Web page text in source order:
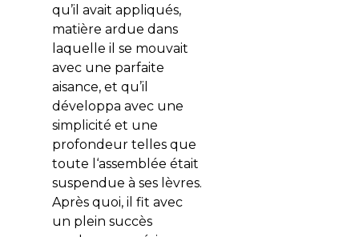
qu’il avait appliqués,
matière ardue dans
laquelle il se mouvait
avec une parfaite
aisance, et qu’il
développa avec une
simplicité et une
profondeur telles que
toute l‘assemblée était
suspendue à ses lèvres.
Après quoi, il fit avec
un plein succès